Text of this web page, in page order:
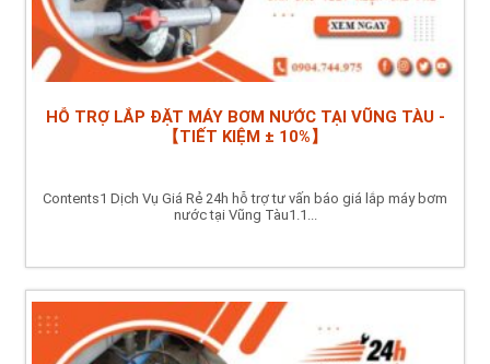
HỖ TRỢ LẮP ĐẶT MÁY BƠM NƯỚC TẠI VŨNG TÀU -
【TIẾT KIỆM ± 10%】
Contents1 Dịch Vụ Giá Rẻ 24h hỗ trợ tư vấn báo giá lắp máy bơm
nước tại Vũng Tàu1.1...